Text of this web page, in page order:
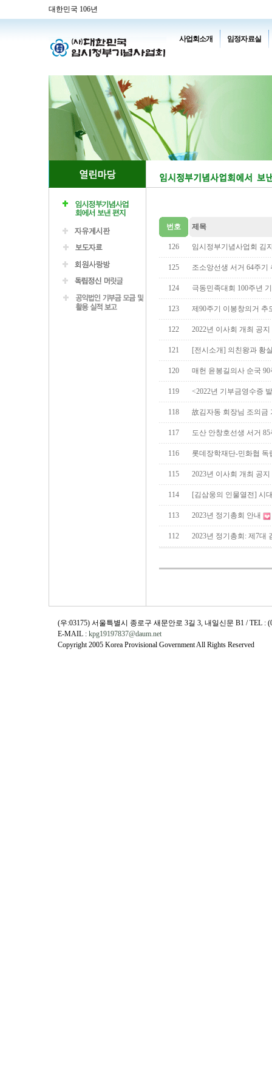
대한민국 106년
사업회소개 임정자료실
번호 제목
126 임시정부기념사업회 김
125 조소앙선생 서거 64주기
124 극동민족대회 100주년
123 제90주기 이봉창의거 추
122 2022년 이사회 개최 공지
121 [전시소개] 의친왕과 황
120 매헌 윤봉길의사 순국
119 <2022년 기부금영수증
118 故김자동 회장님 조의금
117 도산 안창호선생 서거
116 롯데장학재단-민화협
115 2023년 이사회 개최 공지
114 [김삼웅의 인물열전] 시
113 2023년 정기총회 안내
112 2023년 정기총회: 제7대
(우:03175) 서울특별시 종로구 새문안로 3길 3, 내일신문 B1 / TEL :
E-MAIL : kpg19197837@daum.net
Copyright 2005 Korea Provisional Government All Rights Reserved